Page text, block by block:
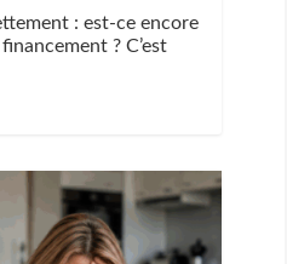
: est-ce encore
? C’est